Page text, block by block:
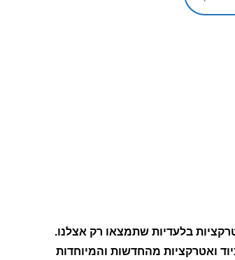
בלעדיות שתמצאו רק אצלנו.
ואטרקציות מהחדשות והמיוחדות